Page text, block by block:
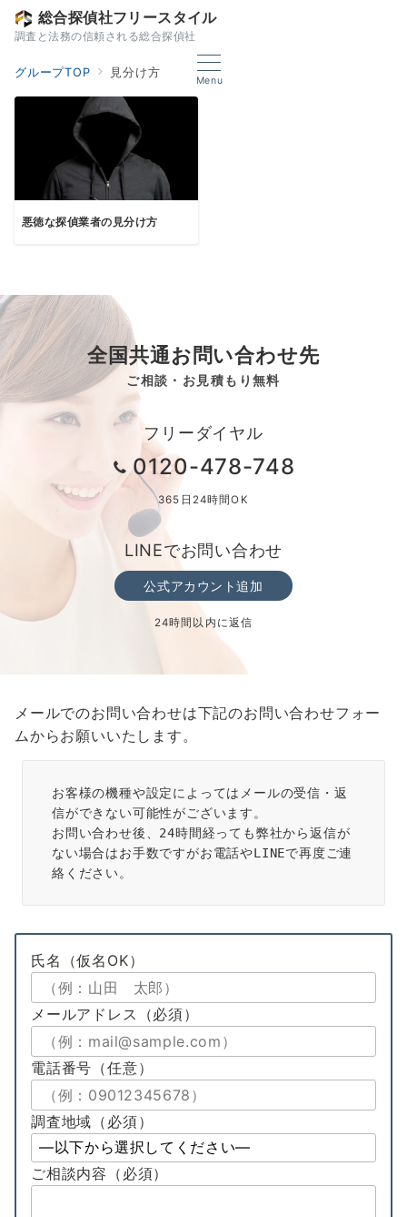
総合探偵社フリースタイル
調査と法務の信頼される総合探偵社
Menu
グループTOP 見分け方
悪徳な探偵業者の見分け方
全国共通お問い合わせ先
ご相談・お見積もり無料
フリーダイヤル
0120-478-748
365日24時間OK
LINEでお問い合わせ
公式アカウント追加
24時間以内に返信
メールでのお問い合わせは下記のお問い合わせフォー
ムからお願いいたします。
お客様の機種や設定によってはメールの受信・返
信ができない可能性がございます。
お問い合わせ後、24時間経っても弊社から返信が
ない場合はお手数ですがお電話やLINEで再度ご連
絡ください。
氏名 （仮名OK）
メールアドレス （必須）
電話番号 （任意）
調査地域（必須）
ご相談内容 （必須）